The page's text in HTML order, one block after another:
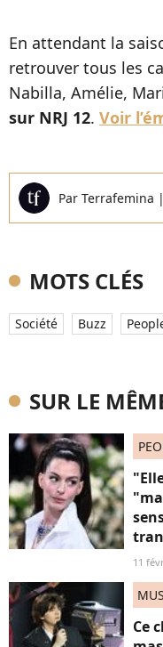
En attendant la
retrouver tous les
Nabilla, Amélie,
sur NRJ 12. Voir
Par Terrafemina |
MOTS CLÉS
Société Buzz
SUR LE
11
Ce